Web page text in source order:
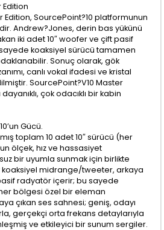
Edition
Edition, SourcePoint?10 platformunun
Andrew?Jones, derin bas yükünü
iki adet 10″ woofer ve çift pasif
koaksiyel sürücü tamamen
Sonuç olarak, gök
canlı vokal ifadesi ve kristal
SourcePoint?V10 Master
çok odacıklı bir kabin
Gücü.
toplam 10 adet 10″ sürücü (her
ölçek, hız ve hassasiyet
bir uyumla sunmak için birlikte
koaksiyel midrange/tweeter, arkaya
radyatör içerir; bu sayede
bölgesi özel bir eleman
çıkan ses sahnesi; geniş, odayı
gerçekçi orta frekans detaylarıyla
ve etkileyici bir sunum sergiler.